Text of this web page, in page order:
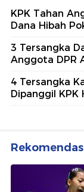
KPK Tahan
Dana Hibah
3 Tersangka
Anggota DPR
4 Tersangka
Dipanggil KPK